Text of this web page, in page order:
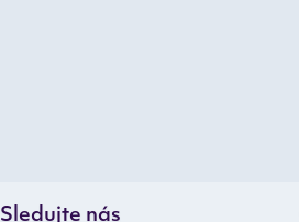
Sledujte nás